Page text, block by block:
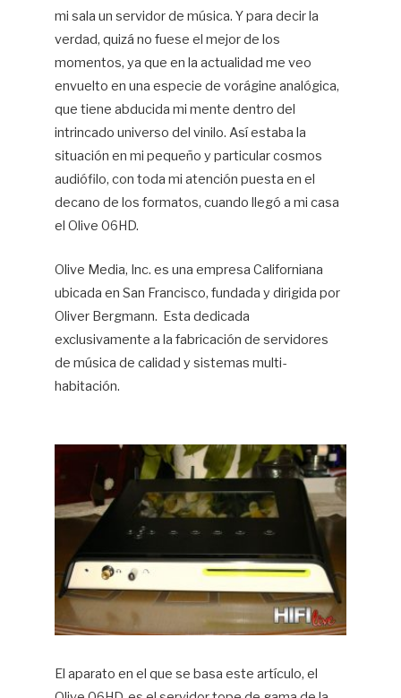
mi sala un servidor de música. Y para decir la
verdad, quizá no fuese el mejor de los
momentos, ya que en la actualidad me veo
envuelto en una especie de vorágine analógica,
que tiene abducida mi mente dentro del
intrincado universo del vinilo. Así estaba la
situación en mi pequeño y particular cosmos
audiófilo, con toda mi atención puesta en el
decano de los formatos, cuando llegó a mi casa
el Olive 06HD.
Olive Media, Inc. es una empresa Californiana
ubicada en San Francisco, fundada y dirigida por
Oliver Bergmann. Esta dedicada
exclusivamente a la fabricación de servidores
de música de calidad y sistemas multi-
habitación.
El aparato en el que se basa este artículo, el